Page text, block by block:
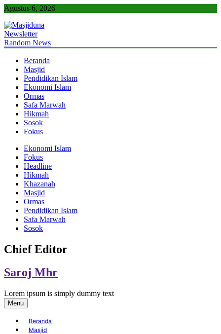
Skip
content
Agustus 6, 2026
Masjiduna
Referensi Berita Islam Indonesia
Newsletter
Random News
Beranda
Masjid
Pendidikan Islam
Ekonomi Islam
Ormas
Safa Marwah
Hikmah
Sosok
Fokus
Ekonomi Islam
Fokus
Headline
Hikmah
Khazanah
Masjid
Ormas
Pendidikan Islam
Safa Marwah
Sosok
Chief Editor
Saroj Mhr
Lorem ipsum is simply dummy text
Menu
Beranda
Masjid